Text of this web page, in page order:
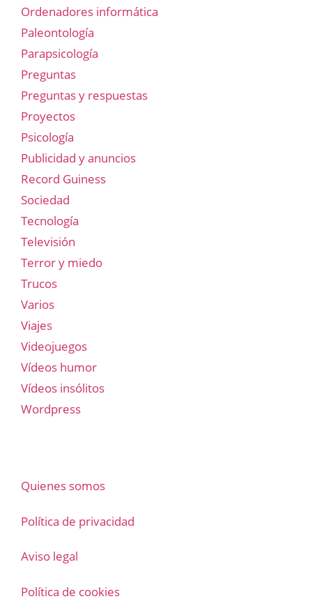
Ordenadores informática
Paleontología
Parapsicología
Preguntas
Preguntas y respuestas
Proyectos
Psicología
Publicidad y anuncios
Record Guiness
Sociedad
Tecnología
Televisión
Terror y miedo
Trucos
Varios
Viajes
Videojuegos
Vídeos humor
Vídeos insólitos
Wordpress
Quienes somos
Política de privacidad
Aviso legal
Política de cookies